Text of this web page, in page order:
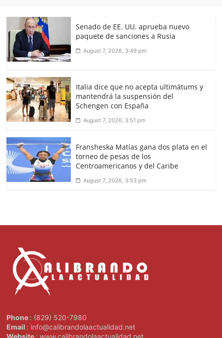
Senado de EE. UU. aprueba nuevo
paquete de sanciones a Rusia
August 7, 2026, 3:49 pm
Italia dice que no acepta ultimátums y
mantendrá la suspensión del
Schengen con España
August 7, 2026, 3:51 pm
Fransheska Matías gana dos plata en el
torneo de pesas de los
Centroamericanos y del Caribe
August 7, 2026, 3:53 pm
Phone : (829) 520-7980
Email : info@calibrandolaactualidad.net